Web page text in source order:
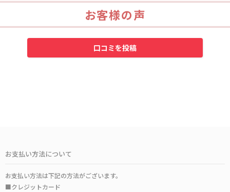
お客様の声
お支払い方法について
お支払い方法は下記の方法がございます。
■クレジットカード